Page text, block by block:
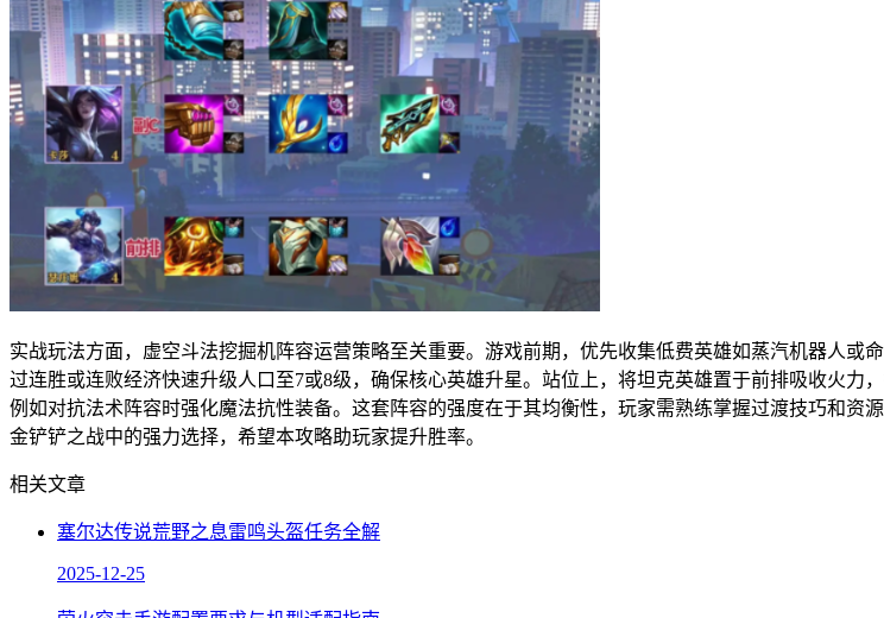
实战玩法方面，虚空斗法挖掘机阵容运营策略至关重要。游戏前期，优先收集低费英雄如蒸汽机器人
过连胜或连败经济快速升级人口至7或8级，确保核心英雄升星。站位上，将坦克英雄置于前排吸收火力
例如对抗法术阵容时强化魔法抗性装备。这套阵容的强度在于其均衡性，玩家需熟练掌握过渡技巧和
金铲铲之战中的强力选择，希望本攻略助玩家提升胜率。
相关文章
塞尔达传说荒野之息雷鸣头盔任务全解
2025-12-25